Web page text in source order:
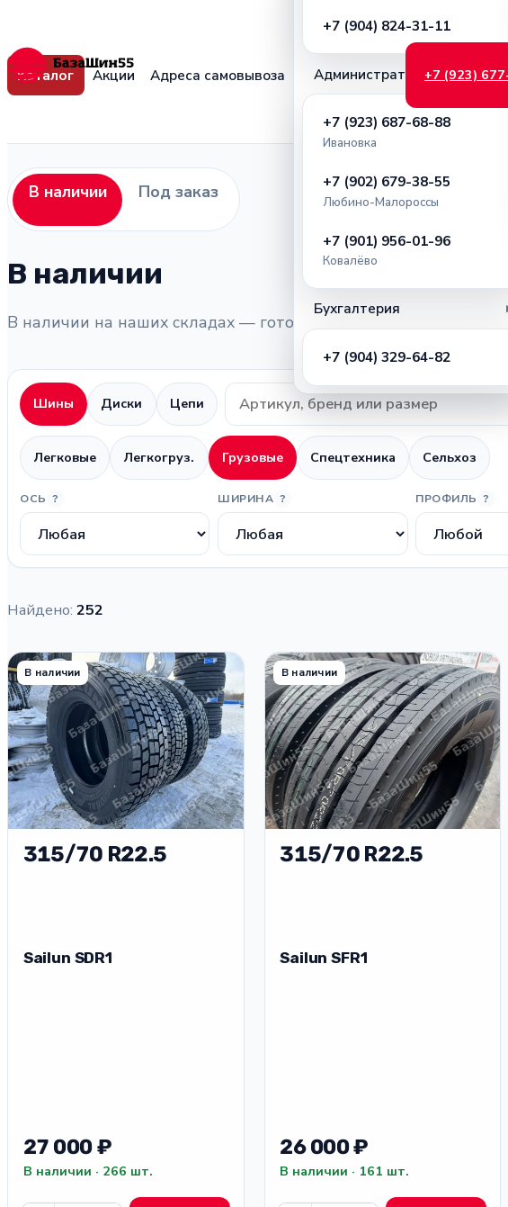
Каталог Акции Адреса самовывоза
+7 (904) 824-31-11
Администраторы
+7 (923) 687-68-88
Ивановка
+7 (902) 679-38-55
Любино-Малороссы
+7 (901) 956-01-96
Ковалёво
Бухгалтерия
+7 (904) 329-64-82
+7 (923)
В наличии Под заказ
В наличии
В наличии на наших складах — готовы к отгрузке.
Шины Диски Цепи
Поиск
Легковые Легкогруз. Грузовые Спецтехника Сельхоз
ОСЬ ? ШИРИНА ? ПРОФИЛЬ ?
Найдено: 252
В наличии
315/70 R22.5
Sailun SDR1
27 000 ₽
В наличии · 266 шт.
В наличии
315/70 R22.5
Sailun SFR1
26 000 ₽
В наличии · 161 шт.